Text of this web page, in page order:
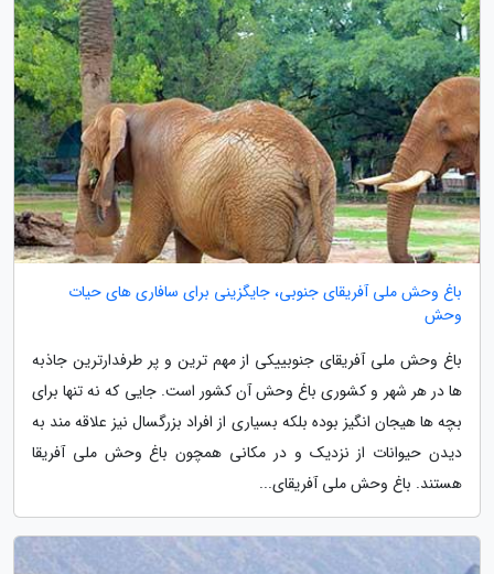
باغ وحش ملی آفریقای جنوبی، جایگزینی برای سافاری های حیات
وحش
باغ وحش ملی آفریقای جنوبییکی از مهم ترین و پر طرفدارترین جاذبه
ها در هر شهر و کشوری باغ وحش آن کشور است. جایی که نه تنها برای
بچه ها هیجان انگیز بوده بلکه بسیاری از افراد بزرگسال نیز علاقه مند به
دیدن حیوانات از نزدیک و در مکانی همچون باغ وحش ملی آفریقا
هستند. باغ وحش ملی آفریقای...